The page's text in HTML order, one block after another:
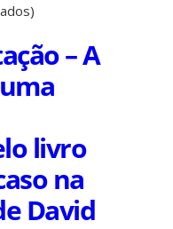
– A
livro
na
David